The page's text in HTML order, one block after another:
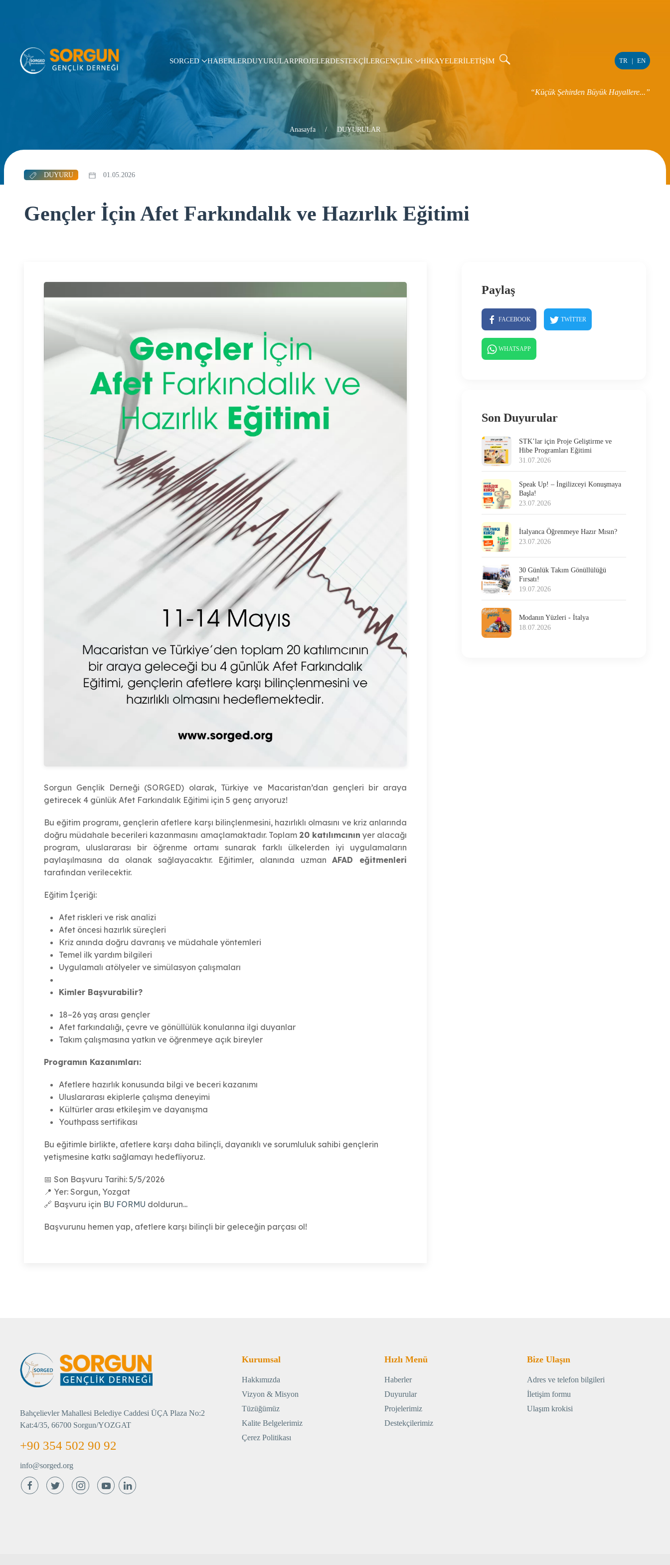
SORGED HABERLERDUYURULARPROJELERDESTEKÇİLERGENÇLİK HİKAYELERİLETİŞİM TR | EN
“Küçük Şehirden Büyük Hayallere...”
Anasayfa DUYURULAR
DUYURU 01.05.2026
Gençler İçin Afet Farkındalık ve Hazırlık Eğitimi
Sorgun Gençlik Derneği (SORGED) olarak, Türkiye ve Macaristan’dan gençleri bir araya
getirecek 4 günlük Afet Farkındalık Eğitimi için 5 genç arıyoruz!
Bu eğitim programı, gençlerin afetlere karşı bilinçlenmesini, hazırlıklı olmasını ve kriz anlarında
doğru müdahale becerileri kazanmasını amaçlamaktadır. Toplam 20 katılımcının yer alacağı
program, uluslararası bir öğrenme ortamı sunarak farklı ülkelerden iyi uygulamaların
paylaşılmasına da olanak sağlayacaktır. Eğitimler, alanında uzmanAFAD eğitmenleri
tarafından verilecektir.
Eğitim İçeriği:
Afet riskleri ve risk analizi
Afet öncesi hazırlık süreçleri
Kriz anında doğru davranış ve müdahale yöntemleri
Temel ilk yardım bilgileri
Uygulamalı atölyeler ve simülasyon çalışmaları
Kimler Başvurabilir?
18–26 yaş arası gençler
Afet farkındalığı, çevre ve gönüllülük konularına ilgi duyanlar
Takım çalışmasına yatkın ve öğrenmeye açık bireyler
Programın Kazanımları:
Afetlere hazırlık konusunda bilgi ve beceri kazanımı
Uluslararası ekiplerle çalışma deneyimi
Kültürler arası etkileşim ve dayanışma
Youthpass sertifikası
Bu eğitimle birlikte, afetlere karşı daha bilinçli, dayanıklı ve sorumluluk sahibi gençlerin
yetişmesine katkı sağlamayı hedefliyoruz.
📅 Son Başvuru Tarihi: 5/5/2026
📍 Yer: Sorgun, Yozgat
🔗 Başvuru için BU FORMU doldurun...
Başvurunu hemen yap, afetlere karşı bilinçli bir geleceğin parçası ol!
Paylaş
FACEBOOK TWITTER
WHATSAPP
Son Duyurular
STK’lar için Proje Geliştirme ve
Hibe Programları Eğitimi
31.07.2026
Speak Up! – İngilizceyi Konuşmaya
Başla!
23.07.2026
İtalyanca Öğrenmeye Hazır Mısın?
23.07.2026
30 Günlük Takım Gönüllülüğü
Fırsatı!
19.07.2026
Modanın Yüzleri - İtalya
18.07.2026
Bahçelievler Mahallesi Belediye Caddesi ÜÇA Plaza No:2
Kat:4/35, 66700 Sorgun/YOZGAT
+90 354 502 90 92
info@sorged.org
Kurumsal
Hakkımızda
Vizyon & Misyon
Tüzüğümüz
Kalite Belgelerimiz
Çerez Politikası
Hızlı Menü
Haberler
Duyurular
Projelerimiz
Destekçilerimiz
Bize Ulaşın
Adres ve telefon bilgileri
İletişim formu
Ulaşım krokisi